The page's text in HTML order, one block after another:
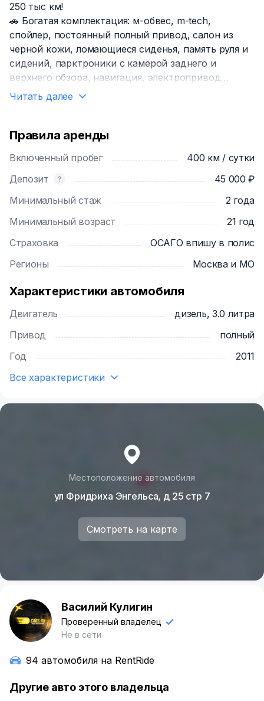
250 тыс км!
🚗 Богатая комплектация: м-обвес, m-tесh,
спойлер, постоянный полный привод, салон из
черной кожи, ломающиеся сиденья, память руля и
сидений, парктроники с камерой заднего и
верхнего обзора, навигация, электропривод
сидений, запуск двигателя с кнопки, бортовой
мультируль, аудиосистема, литые диски 20 радиус,
проч.
Читать далее
Правила аренды
Включенный пробег
400 км / сутки
Депозит
45 000 ₽
Минимальный стаж
2 года
Минимальный возраст
21 год
Страховка
ОСАГО впишу в полис
Регионы
Москва и МО
Характеристики автомобиля
Двигатель
дизель, 3.0 литра
Привод
полный
Год
2011
Все характеристики
Местоположение автомобиля
ул Фридриха Энгельса, д 25 стр 7
Смотреть на карте
В Василий Кулигин
Проверенный владелец
Не в сети
94 автомобиля на RentRide
Другие авто этого владельца